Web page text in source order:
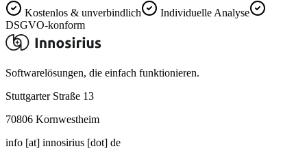
Kostenlos & unverbindlich
Individuelle Analyse
DSGVO-konform
Softwarelösungen, die einfach funktionieren.
Stuttgarter Straße 13
70806 Kornwestheim
info [at] innosirius [dot] de